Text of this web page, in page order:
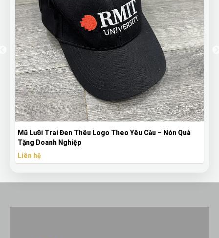
Bút Bi Mực Gel Thiên Long Có Nắp Đậy - Bút Bi In Logo
Theo Yêu Cầu
Liên hệ